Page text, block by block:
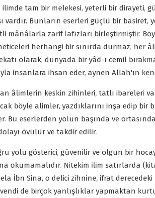
tam bir melekesi, yeterli bir dirayeti,
vardır. Bunların eserleri güçlü bir
mânâlarla zarif lafızları birleştirmiştir.
herhangi bir sınırda durmaz, her
olarak, dünyada bir yâd-ı cemil
insanlara ihsan eder, aynen Allah'ın
âlimlerin keskin zihinleri, tatlı ibareleri
böyle alimler, yazdıklarını inşa edip
Bu eserlerden yolun başında ve
övülür ve takdir edilir.
yolu gösterici, güvenilir ve olgun bir
okumamalıdır. Nitekim ilim satırlarda
İbn Sina, o delici zihnine, ifrat
de birçok yanlışlıklar yapmaktan